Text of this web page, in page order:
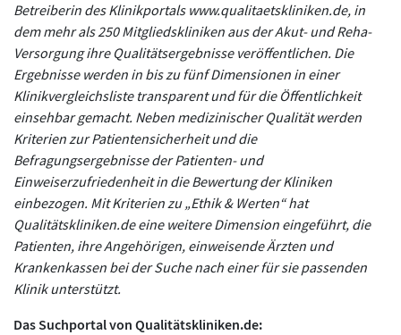
Betreiberin des Klinikportals www.qualitaetskliniken.de, in
dem mehr als 250 Mitgliedskliniken aus der Akut- und Reha-
Versorgung ihre Qualitätsergebnisse veröffentlichen. Die
Ergebnisse werden in bis zu fünf Dimensionen in einer
Klinikvergleichsliste transparent und für die Öffentlichkeit
einsehbar gemacht. Neben medizinischer Qualität werden
Kriterien zur Patientensicherheit und die
Befragungsergebnisse der Patienten- und
Einweiserzufriedenheit in die Bewertung der Kliniken
einbezogen. Mit Kriterien zu „Ethik & Werten“ hat
Qualitätskliniken.de eine weitere Dimension eingeführt, die
Patienten, ihre Angehörigen, einweisende Ärzten und
Krankenkassen bei der Suche nach einer für sie passenden
Klinik unterstützt.
Das Suchportal von Qualitätskliniken.de: